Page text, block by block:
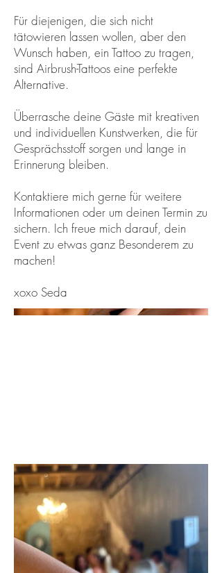
Für diejenigen, die sich nicht
tätowieren lassen wollen, aber den
Wunsch haben, ein Tattoo zu tragen,
sind Airbrush-Tattoos eine perfekte
Alternative.
Überrasche deine Gäste mit kreativen
und individuellen Kunstwerken, die für
Gesprächsstoff sorgen und lange in
Erinnerung bleiben.
Kontaktiere mich gerne für weitere
Informationen oder um deinen Termin zu
sichern. Ich freue mich darauf, dein
Event zu etwas ganz Besonderem zu
machen!
xoxo Seda